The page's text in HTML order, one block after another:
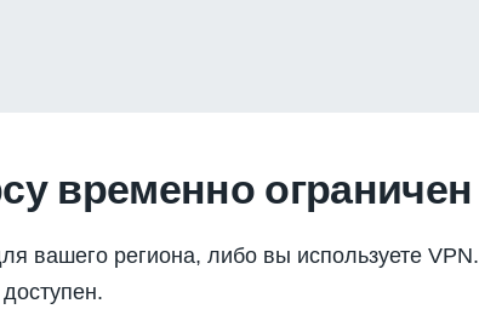
временно ограничен
вашего региона, либо вы используете VPN.